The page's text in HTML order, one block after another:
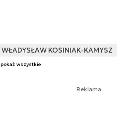
WŁADYSŁAW KOSINIAK-KAMYSZ
pokaż wszystkie
Reklama